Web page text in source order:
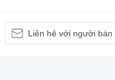
Liên hệ với người bán